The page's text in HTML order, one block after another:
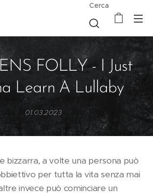
Cerca
FOLLY - I Just
Learn A Lullaby
01.03.2023
bizzarra, a volte una persona può
per tutta la vita senza mai
invece può cominciare un